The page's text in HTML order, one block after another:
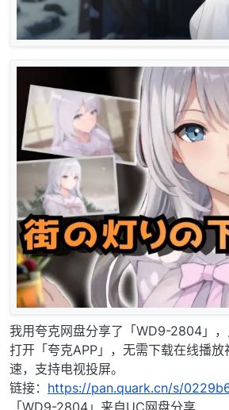
我用夸克网盘分享了「WD9-2804」，
打开「夸克APP」，无需下载在线播
速，支持电视投屏。
链接： https://pan.quark.cn/s/